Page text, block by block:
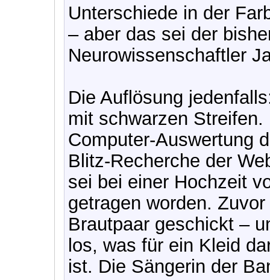
Unterschiede in der
– aber das sei der
Neurowissenschaftler
Die Auflösung
mit schwarzen
Computer-Auswertung
Blitz-Recherche der
sei bei einer Hochzeit
getragen worden.
Brautpaar geschickt –
los, was für ein Kleid
ist. Die Sängerin der